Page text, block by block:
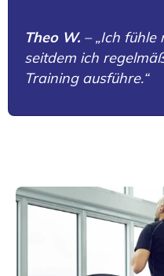
Theo W. – „Ich
seitdem ich
Training ausführe.“